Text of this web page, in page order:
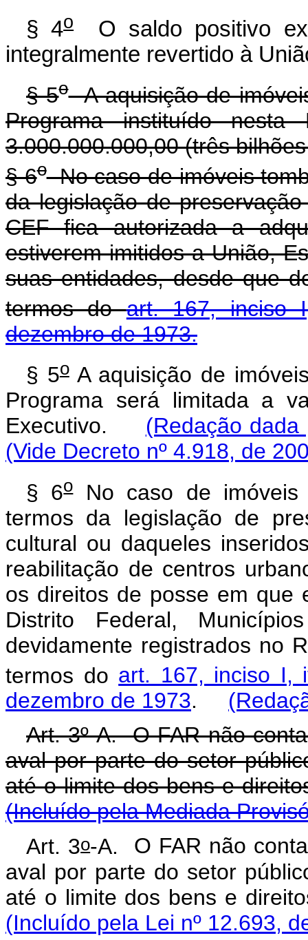
§ 4oO saldo positivo
integralmente revertido à
§ 5oA aquisição de
Programa instituído
3.000.000.000,00 (três
§ 6oNo caso de imóveis
da legislação de
CEF fica autorizada a
estiverem imitidos a União,
suas entidades, desde que
termos doart. 167, inciso
dezembro de 1973.
§ 5oA aquisição de
Programa será limitada a
Executivo. (Redação
(Vide Decreto nº 4.918, de
§ 6oNo caso de imóveis
termos da legislação de
cultural ou daqueles
reabilitação de centros
os direitos de posse em que
Distrito Federal,
devidamente registrados no
termos do art. 167, inciso I,
dezembro de 1973.
Art. 3º-A. O FAR não
aval por parte do setor
até o limite dos bens e
(Incluído pela Mediada
Art. 3o-A. O FAR não
aval por parte do setor
até o limite dos bens e
(Incluído pela Lei nº 12.693,